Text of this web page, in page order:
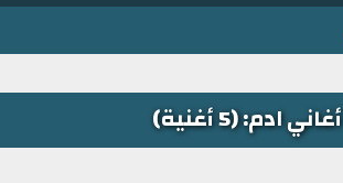
أغاني ادم: (5 أغنية)